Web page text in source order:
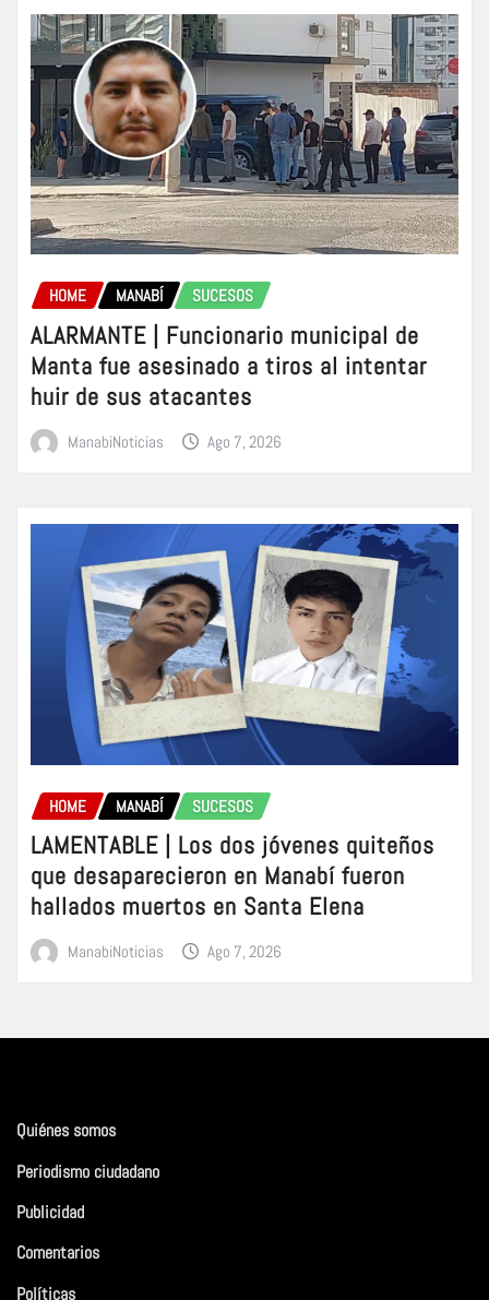
HOME MANABÍ SUCESOS
ALARMANTE | Funcionario municipal de
Manta fue asesinado a tiros al intentar
huir de sus atacantes
ManabiNoticias Ago 7, 2026
HOME MANABÍ SUCESOS
LAMENTABLE | Los dos jóvenes quiteños
que desaparecieron en Manabí fueron
hallados muertos en Santa Elena
ManabiNoticias Ago 7, 2026
Quiénes somos
Periodismo ciudadano
Publicidad
Comentarios
Políticas